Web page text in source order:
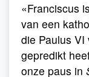
«Franciscus
van een
die Paulus VI
gepredikt
onze paus in